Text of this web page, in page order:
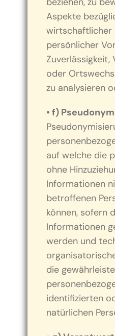
Aspekte
wirtschaftlicher
persönlicher
oder
zu analysieren
• f)
auf welche die
ohne
Informationen
betroffenen
können, sofern
Informationen
werden und
die
identifizierten
natürlichen